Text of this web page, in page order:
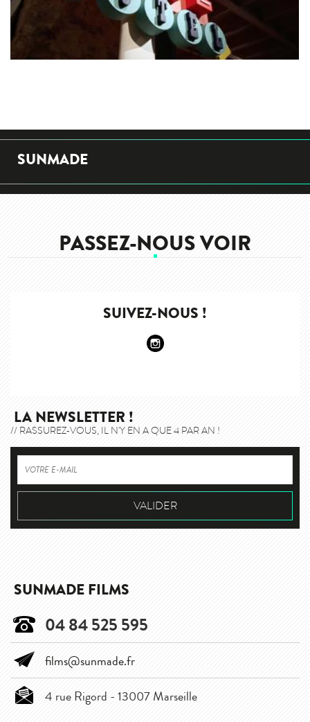
SUNMADE
PASSEZ-NOUS VOIR
SUIVEZ-NOUS !
LA NEWSLETTER !
// RASSUREZ-VOUS, IL N'Y EN A QUE 4 PAR AN !
SUNMADE FILMS
04 84 525 595
films@sunmade.fr
4 rue Rigord - 13007 Marseille